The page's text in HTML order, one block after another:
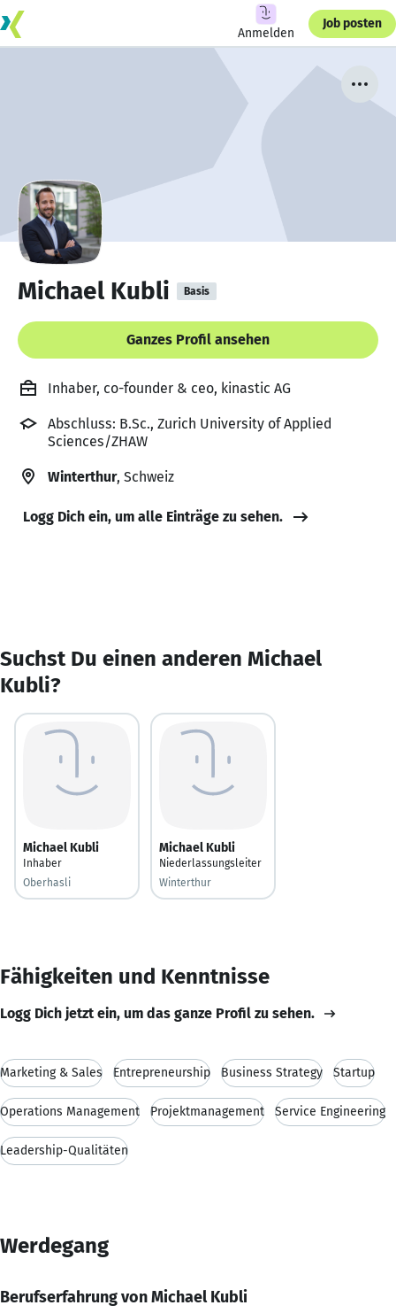
Anmelden
Job posten
Michael Kubli Basis
Ganzes Profil ansehen
Inhaber, co-founder & ceo, kinastic AG
Abschluss: B.Sc., Zurich University of Applied
Sciences/ZHAW
Winterthur, Schweiz
Logg Dich ein, um alle Einträge zu sehen.
Suchst Du einen anderen Michael
Kubli?
Michael Kubli
Inhaber
Oberhasli
Michael Kubli
Niederlassungsleiter
Winterthur
Fähigkeiten und Kenntnisse
Logg Dich jetzt ein, um das ganze Profil zu sehen.
Marketing & Sales Entrepreneurship Business Strategy Startup
Operations Management Projektmanagement Service Engineering
Leadership-Qualitäten
Werdegang
Berufserfahrung von Michael Kubli